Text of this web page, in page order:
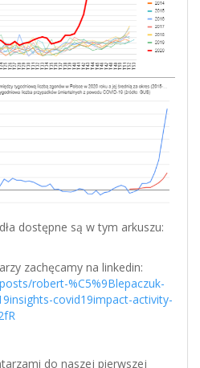
dostępne są w tym arkuszu:
zachęcamy na linkedin:
robert-%C5%9Blepaczuk-
covid19impact-activity-
do naszej pierwszej